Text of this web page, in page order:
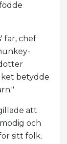
far, chef
betydde
att
och
sitt folk.